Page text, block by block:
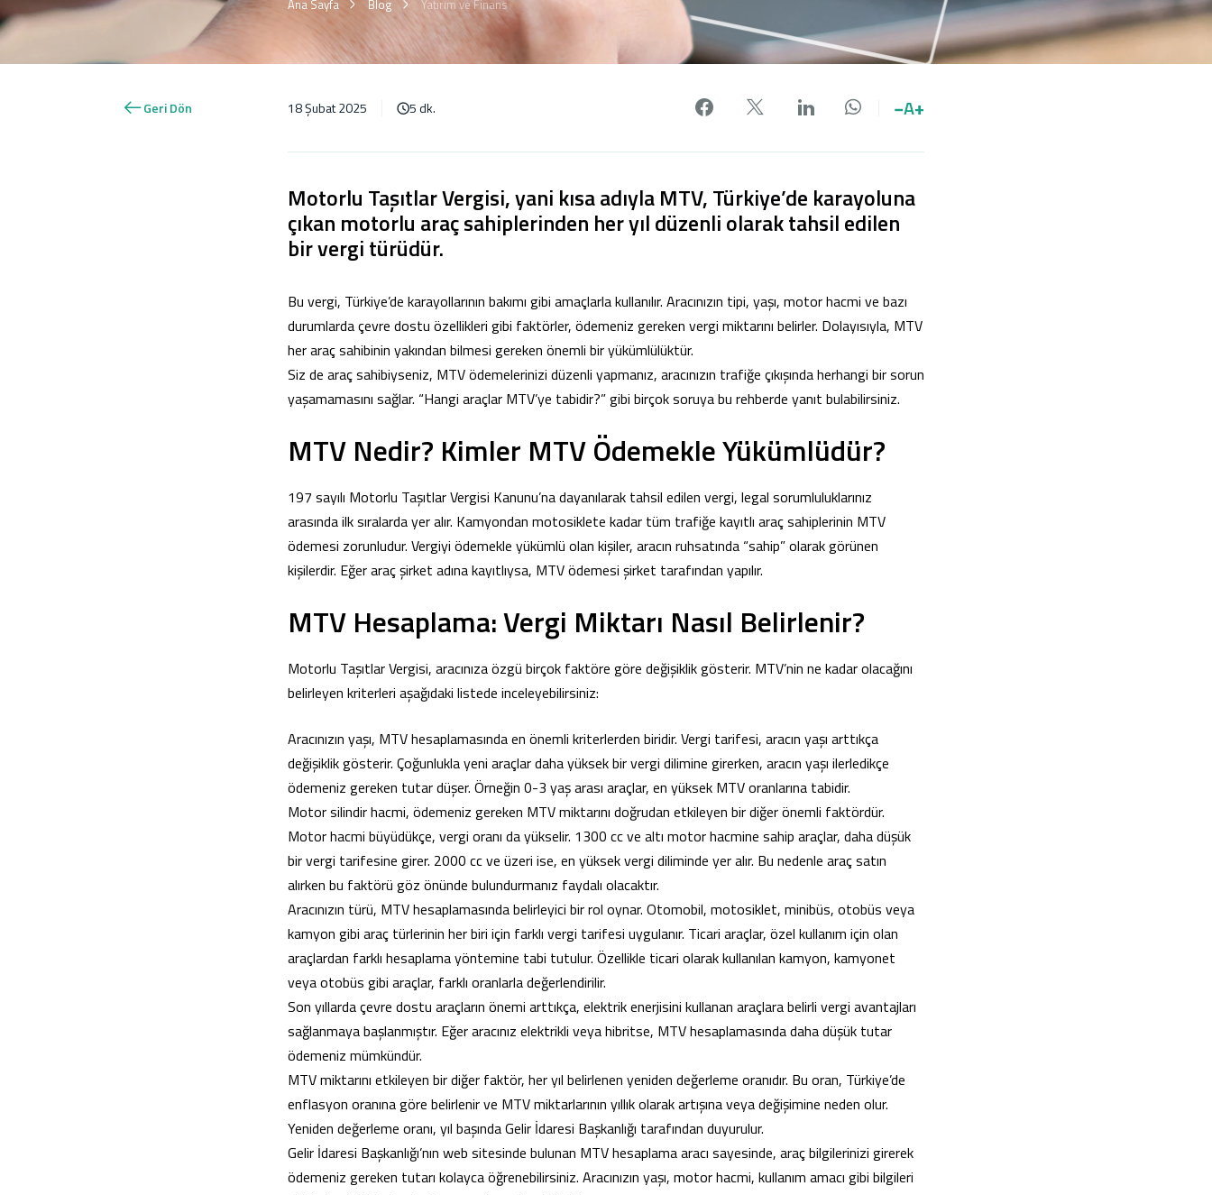
Ana Sayfa Blog Yatırım ve Finans
Geri Dön 18 Şubat 2025 5 dk. Facebook'da paylaş
X'de paylaşLinkedIn'de paylaş
Whatsapp'da paylaş
−A+
Motorlu Taşıtlar Vergisi, yani kısa adıyla MTV, Türkiye’de karayoluna
çıkan motorlu araç sahiplerinden her yıl düzenli olarak tahsil edilen
bir vergi türüdür.
Bu vergi, Türkiye’de karayollarının bakımı gibi amaçlarla kullanılır. Aracınızın tipi, yaşı, motor hacmi ve bazı
durumlarda çevre dostu özellikleri gibi faktörler, ödemeniz gereken vergi miktarını belirler. Dolayısıyla, MTV
her araç sahibinin yakından bilmesi gereken önemli bir yükümlülüktür.
Siz de araç sahibiyseniz, MTV ödemelerinizi düzenli yapmanız, aracınızın trafiğe çıkışında herhangi bir sorun
yaşamamasını sağlar. “Hangi araçlar MTV’ye tabidir?” gibi birçok soruya bu rehberde yanıt bulabilirsiniz.
MTV Nedir? Kimler MTV Ödemekle Yükümlüdür?
197 sayılı Motorlu Taşıtlar Vergisi Kanunu’na dayanılarak tahsil edilen vergi, legal sorumluluklarınız
arasında ilk sıralarda yer alır. Kamyondan motosiklete kadar tüm trafiğe kayıtlı araç sahiplerinin MTV
ödemesi zorunludur. Vergiyi ödemekle yükümlü olan kişiler, aracın ruhsatında “sahip” olarak görünen
kişilerdir. Eğer araç şirket adına kayıtlıysa, MTV ödemesi şirket tarafından yapılır.
MTV Hesaplama: Vergi Miktarı Nasıl Belirlenir?
Motorlu Taşıtlar Vergisi, aracınıza özgü birçok faktöre göre değişiklik gösterir. MTV’nin ne kadar olacağını
belirleyen kriterleri aşağıdaki listede inceleyebilirsiniz:
Aracınızın yaşı, MTV hesaplamasında en önemli kriterlerden biridir. Vergi tarifesi, aracın yaşı arttıkça
değişiklik gösterir. Çoğunlukla yeni araçlar daha yüksek bir vergi dilimine girerken, aracın yaşı ilerledikçe
ödemeniz gereken tutar düşer. Örneğin 0-3 yaş arası araçlar, en yüksek MTV oranlarına tabidir.
Motor silindir hacmi, ödemeniz gereken MTV miktarını doğrudan etkileyen bir diğer önemli faktördür.
Motor hacmi büyüdükçe, vergi oranı da yükselir. 1300 cc ve altı motor hacmine sahip araçlar, daha düşük
bir vergi tarifesine girer. 2000 cc ve üzeri ise, en yüksek vergi diliminde yer alır. Bu nedenle araç satın
alırken bu faktörü göz önünde bulundurmanız faydalı olacaktır.
Aracınızın türü, MTV hesaplamasında belirleyici bir rol oynar. Otomobil, motosiklet, minibüs, otobüs veya
kamyon gibi araç türlerinin her biri için farklı vergi tarifesi uygulanır. Ticari araçlar, özel kullanım için olan
araçlardan farklı hesaplama yöntemine tabi tutulur. Özellikle ticari olarak kullanılan kamyon, kamyonet
veya otobüs gibi araçlar, farklı oranlarla değerlendirilir.
Son yıllarda çevre dostu araçların önemi arttıkça, elektrik enerjisini kullanan araçlara belirli vergi avantajları
sağlanmaya başlanmıştır. Eğer aracınız elektrikli veya hibritse, MTV hesaplamasında daha düşük tutar
ödemeniz mümkündür.
MTV miktarını etkileyen bir diğer faktör, her yıl belirlenen yeniden değerleme oranıdır. Bu oran, Türkiye’de
enflasyon oranına göre belirlenir ve MTV miktarlarının yıllık olarak artışına veya değişimine neden olur.
Yeniden değerleme oranı, yıl başında Gelir İdaresi Başkanlığı tarafından duyurulur.
Gelir İdaresi Başkanlığı’nın web sitesinde bulunan MTV hesaplama aracı sayesinde, araç bilgilerinizi girerek
ödemeniz gereken tutarı kolayca öğrenebilirsiniz. Aracınızın yaşı, motor hacmi, kullanım amacı gibi bilgileri